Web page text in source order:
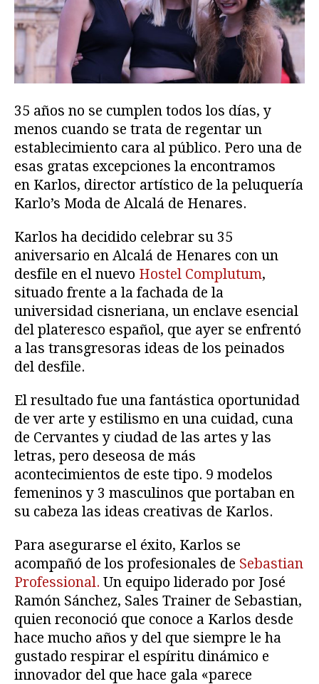
35 años no se cumplen todos los días, y
menos cuando se trata de regentar un
establecimiento cara al público. Pero una de
esas gratas excepciones la encontramos
en Karlos, director artístico de la peluquería
Karlo’s Moda de Alcalá de Henares.
Karlos ha decidido celebrar su 35
aniversario en Alcalá de Henares con un
desfile en el nuevo Hostel Complutum,
situado frente a la fachada de la
universidad cisneriana, un enclave esencial
del plateresco español, que ayer se enfrentó
a las transgresoras ideas de los peinados
del desfile.
El resultado fue una fantástica oportunidad
de ver arte y estilismo en una cuidad, cuna
de Cervantes y ciudad de las artes y las
letras, pero deseosa de más
acontecimientos de este tipo. 9 modelos
femeninos y 3 masculinos que portaban en
su cabeza las ideas creativas de Karlos.
Para asegurarse el éxito, Karlos se
acompañó de los profesionales de Sebastian
Professional. Un equipo liderado por José
Ramón Sánchez, Sales Trainer de Sebastian,
quien reconoció que conoce a Karlos desde
hace mucho años y del que siempre le ha
gustado respirar el espíritu dinámico e
innovador del que hace gala «parece